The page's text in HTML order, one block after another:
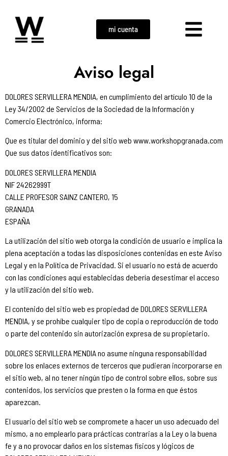
mi cuenta
Aviso legal
DOLORES SERVILLERA MENDIA, en cumplimiento del artículo 10 de la
Ley 34/2002 de Servicios de la Sociedad de la Información y
Comercio Electrónico, informa:
Que es titular del dominio y del sitio web www.workshopgranada.com
Que sus datos identificativos son:
DOLORES SERVILLERA MENDIA
NIF 24262999T
CALLE PROFESOR SAINZ CANTERO, 15
GRANADA
ESPAÑA
La utilización del sitio web otorga la condición de usuario e implica la
plena aceptación a todas las disposiciones contenidas en este Aviso
Legal y en la Política de Privacidad. Si el usuario no está de acuerdo
con las condiciones aquí establecidas debería desestimar el acceso
y la utilización del sitio web.
El contenido del sitio web es propiedad de DOLORES SERVILLERA
MENDIA, y se prohíbe cualquier tipo de copia o reproducción de todo
o parte del contenido sin autorización expresa de su propietario.
DOLORES SERVILLERA MENDIA no asume ninguna responsabilidad
sobre los enlaces externos de terceros que pudieran incorporarse en
el sitio web, al no tener ningún tipo de control sobre ellos, sobre sus
contenidos, los servicios que presten o la forma en que éstos
aparezcan.
El usuario del sitio web se compromete a hacer un uso adecuado del
mismo, a no emplearlo para prácticas contrarias a la Ley o la buena
fe y a no provocar daños en los sistemas físicos y lógicos de